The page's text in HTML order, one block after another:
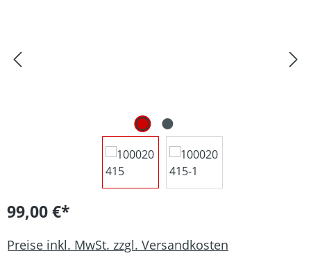
99,00 €*
Preise inkl. MwSt. zzgl. Versandkosten